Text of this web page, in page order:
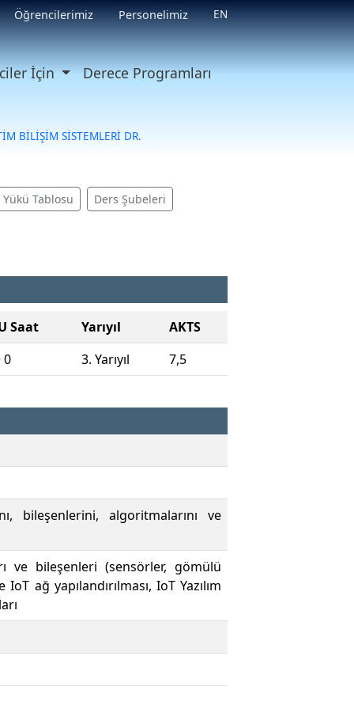
Öğrencilerimiz Personelimiz EN
İçin Derece Programları
BİLİŞİM SİSTEMLERİ DR.
Yükü Tablosu Ders Şubeleri
Saat Yarıyıl
AKTS
0 3. Yarıyıl 7,5
bileşenlerini, algoritmalarını ve
ve bileşenleri (sensörler, gömülü
ağ yapılandırılması, IoT Yazılım